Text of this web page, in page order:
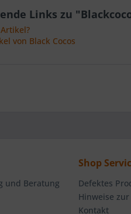
Links zu
von Black Cocos
und Beratung
Shop
Defektes
Hinweise
Kontakt